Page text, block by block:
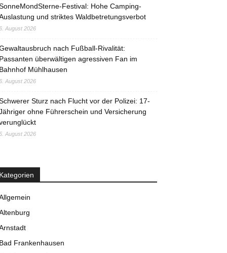
Festival: Hohe Camping-
und striktes Waldbetretungsverbot
August 2026
nach Fußball-Rivalität:
Passanten überwältigen agressiven Fan im
Bahnhof Mühlhausen
August 2026
Sturz nach Flucht vor der Polizei: 17-
ohne Führerschein und Versicherung
August 2026
Kategorien
Bad Frankenhausen